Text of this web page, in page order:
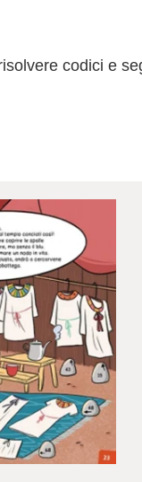
codici e